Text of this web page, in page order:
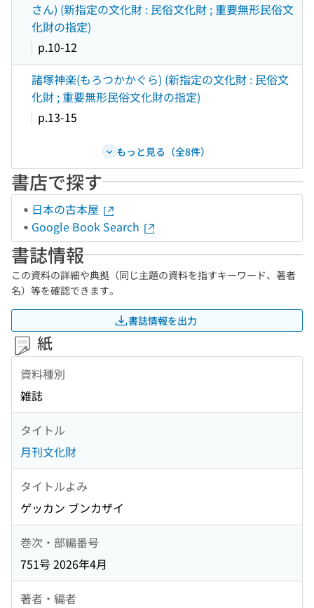
さん) (新指定の文化財 : 民俗文化財 ; 重要無形民俗文
化財の指定)
p.10-12
諸塚神楽(もろつかかぐら) (新指定の文化財 : 民俗文
化財 ; 重要無形民俗文化財の指定)
p.13-15
もっと見る（全8件）
書店で探す
日本の古本屋
Google Book Search
書誌情報
この資料の詳細や典拠（同じ主題の資料を指すキーワード、著者
名）等を確認できます。
書誌情報を出力
紙
資料種別
雑誌
タイトル
月刊文化財
タイトルよみ
ゲッカン ブンカザイ
巻次・部編番号
751号 2026年4月
著者・編者